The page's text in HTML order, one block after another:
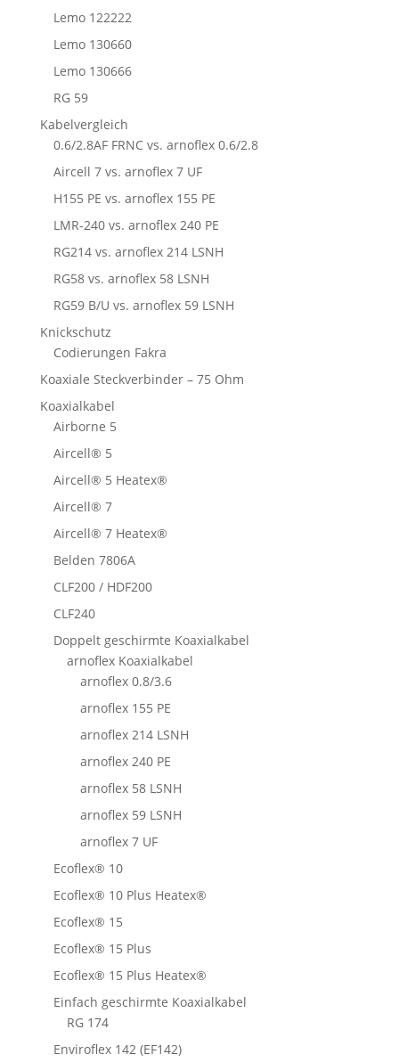
Lemo 122222
Lemo 130660
Lemo 130666
RG 59
Kabelvergleich
0.6/2.8AF FRNC vs. arnoflex 0.6/2.8
Aircell 7 vs. arnoflex 7 UF
H155 PE vs. arnoflex 155 PE
LMR-240 vs. arnoflex 240 PE
RG214 vs. arnoflex 214 LSNH
RG58 vs. arnoflex 58 LSNH
RG59 B/U vs. arnoflex 59 LSNH
Knickschutz
Codierungen Fakra
Koaxiale Steckverbinder – 75 Ohm
Koaxialkabel
Airborne 5
Aircell® 5
Aircell® 5 Heatex®
Aircell® 7
Aircell® 7 Heatex®
Belden 7806A
CLF200 / HDF200
CLF240
Doppelt geschirmte Koaxialkabel
arnoflex Koaxialkabel
arnoflex 0.8/3.6
arnoflex 155 PE
arnoflex 214 LSNH
arnoflex 240 PE
arnoflex 58 LSNH
arnoflex 59 LSNH
arnoflex 7 UF
Ecoflex® 10
Ecoflex® 10 Plus Heatex®
Ecoflex® 15
Ecoflex® 15 Plus
Ecoflex® 15 Plus Heatex®
Einfach geschirmte Koaxialkabel
RG 174
Enviroflex 142 (EF142)